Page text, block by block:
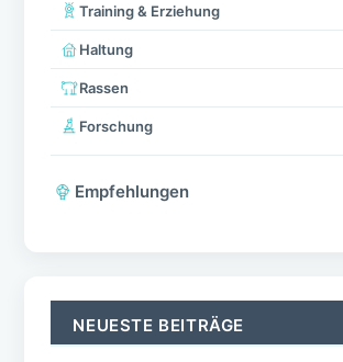
Training & Erziehung
Haltung
Rassen
Forschung
Empfehlungen
NEUESTE BEITRÄGE